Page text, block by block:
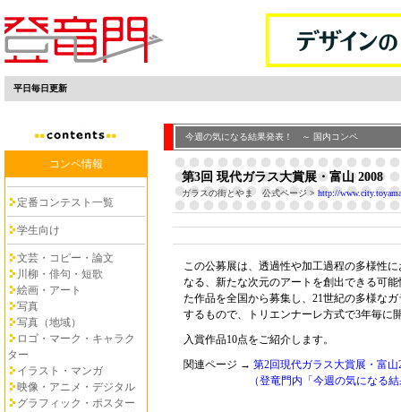
平日毎日更新
今週の気になる結果発表！ ～ 国内コンペ
コンペ情報
定番コンテスト一覧
学生向け
文芸・コピー・論文
川柳・俳句・短歌
絵画・アート
写真
写真（地域）
ロゴ・マーク・キャラク
ター
イラスト・マンガ
映像・アニメ・デジタル
グラフィック・ポスター
第3回 現代ガラス大賞展・富山 2008
ガラスの街とやま 公式ページ > http://
この公募展は、透過性や加工過程の多様性
なる、新たな次元のアートを創出できる可
た作品を全国から募集し、21世紀の多様な
するもので、トリエンナーレ方式で3年毎に
入賞作品10点をご紹介します。
関連ページ → 第2回現代ガラス大賞展・富山
（登竜門内「今週の気になる